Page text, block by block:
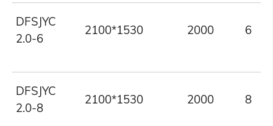
DFSJYC
2.0-6
2100*1530 2000 6
DFSJYC
2.0-8
2100*1530 2000 8